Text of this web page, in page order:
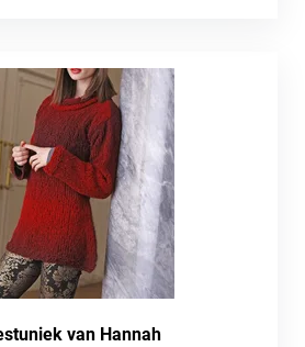
van Hannah